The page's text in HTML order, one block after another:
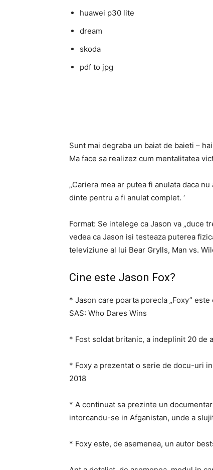
huawei p30 lite
dream
skoda
pdf to jpg
Sunt mai degraba un baiat de baieti –
Ma face sa realizez cum mentalitatea
„Cariera mea ar putea fi anulata daca
dinte pentru a fi anulat complet. ‘
Format: Se intelege ca Jason va „duce
vedea ca Jason isi testeaza puterea
televiziune al lui Bear Grylls, Man vs.
Cine este Jason Fox?
* Jason care poarta porecla „Foxy”
SAS: Who Dares Wins
* Fost soldat britanic, a indeplinit 20 de
* Foxy a prezentat o serie de docu-uri
2018
* A continuat sa prezinte un
intorcandu-se in Afganistan, unde a
* Foxy este, de asemenea, un autor